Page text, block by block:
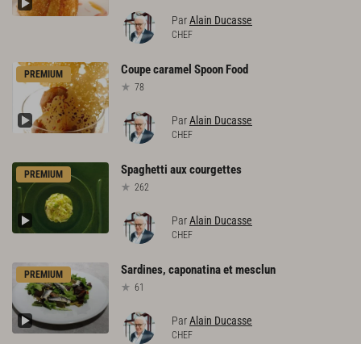
ParAlain Ducasse
CHEF
PREMIUM Coupecaramel Spoon Food
78
ParAlain Ducasse
CHEF
PREMIUM Spaghetti auxcourgettes
262
ParAlain Ducasse
CHEF
PREMIUM Sardines, caponatinaetmesclun
61
ParAlain Ducasse
CHEF